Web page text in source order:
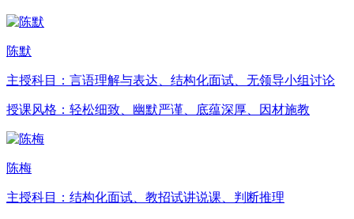
陈默
主授科目： 言语理解与表达、结构化面试、无领导小组讨论
授课风格： 轻松细致、幽默严谨、底蕴深厚、因材施教
陈梅
主授科目： 结构化面试、教招试讲说课、判断推理